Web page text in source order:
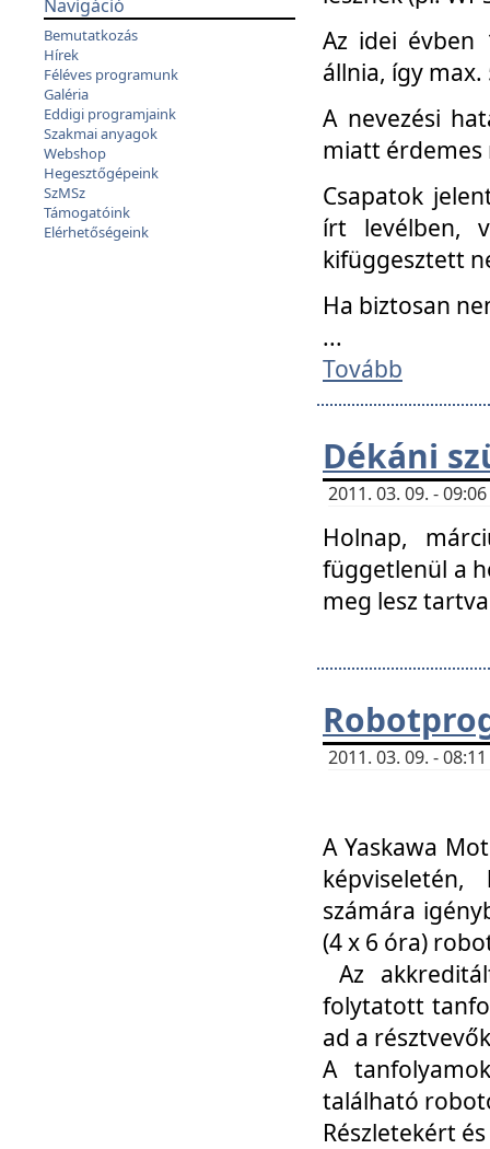
Navigáció
Bemutatkozás
Hírek
Féléves programunk
Galéria
Eddigi programjaink
Szakmai anyagok
Webshop
Hegesztőgépeink
SzMSz
Támogatóink
Elérhetőségeink
Az idei évben
állnia, így
A nevezési
miatt érdemes
Csapatok
írt levélben,
kifüggesztett
Ha biztosan
...
Tovább
Dékáni
2011. 03. 09. -
Holnap,
függetlenül a
meg lesz
2011. 03. 09. -
A Yaskawa
számára
(4 x 6 óra)
Az
folytatott
ad a
A
található
Részletekért